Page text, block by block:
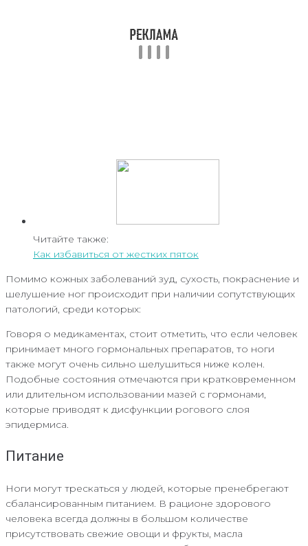
Читайте также:
Как избавиться от жестких пяток
Помимо кожных заболеваний зуд, сухость, покраснение и
шелушение ног происходит при наличии сопутствующих
патологий, среди которых:
Говоря о медикаментах, стоит отметить, что если человек
принимает много гормональных препаратов, то ноги
также могут очень сильно шелушиться ниже колен.
Подобные состояния отмечаются при кратковременном
или длительном использовании мазей с гормонами,
которые приводят к дисфункции рогового слоя
эпидермиса.
Питание
Ноги могут трескаться у людей, которые пренебрегают
сбалансированным питанием. В рационе здорового
человека всегда должны в большом количестве
присутствовать свежие овощи и фрукты, масла